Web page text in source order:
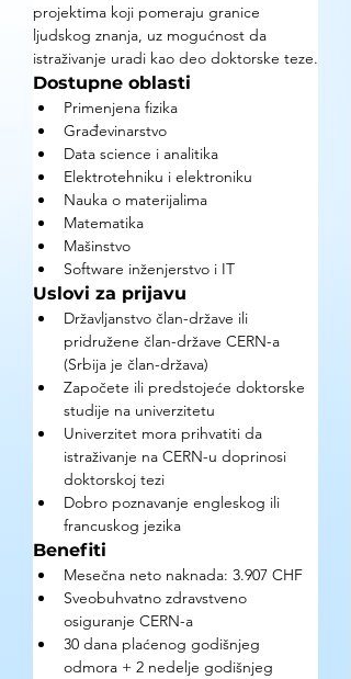
projektima koji pomeraju granice
ljudskog znanja, uz mogućnost da
istraživanje uradi kao deo doktorske teze.
Dostupne oblasti
Primenjena fizika
Građevinarstvo
Data science i analitika
Elektrotehniku i elektroniku
Nauka o materijalima
Matematika
Mašinstvo
Software inženjerstvo i IT
Uslovi za prijavu
Državljanstvo član-države ili
pridružene član-države CERN-a
(Srbija je član-država)
Započete ili predstojeće doktorske
studije na univerzitetu
Univerzitet mora prihvatiti da
istraživanje na CERN-u doprinosi
doktorskoj tezi
Dobro poznavanje engleskog ili
francuskog jezika
Benefiti
Mesečna neto naknada: 3.907 CHF
Sveobuhvatno zdravstveno
osiguranje CERN-a
30 dana plaćenog godišnjeg
odmora + 2 nedelje godišnjeg